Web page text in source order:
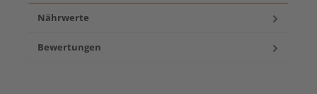
Nährwerte
Bewertungen